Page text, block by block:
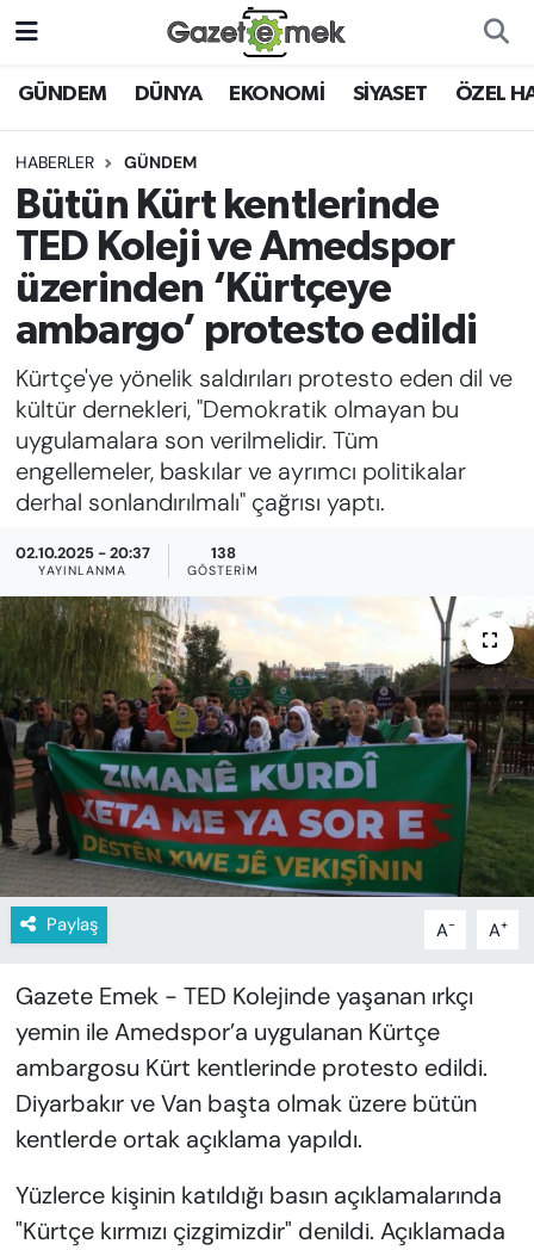
GÜNDEM DÜNYA EKONOMİ SİYASET ÖZEL
HABERLER GÜNDEM
Bütün Kürt kentlerinde
TED Koleji ve Amedspor
üzerinden ‘Kürtçeye
ambargo’ protesto edildi
Kürtçe'ye yönelik saldırıları protesto eden dil ve
kültür dernekleri, "Demokratik olmayan bu
uygulamalara son verilmelidir. Tüm
engellemeler, baskılar ve ayrımcı politikalar
derhal sonlandırılmalı" çağrısı yaptı.
02.10.2025 - 20:37
YAYINLANMA
138
GÖSTERIM
Paylaş A- A+
Gazete Emek - TED Kolejinde yaşanan ırkçı
yemin ile Amedspor’a uygulanan Kürtçe
ambargosu Kürt kentlerinde protesto edildi.
Diyarbakır ve Van başta olmak üzere bütün
kentlerde ortak açıklama yapıldı.
Yüzlerce kişinin katıldığı basın açıklamalarında
"Kürtçe kırmızı çizgimizdir" denildi. Açıklamada
DÜNYA
EKONOMİ
EMEK HABERLERİ
YENİ MEDYADA EMEK
GAZETECİLİĞİNİ GELİŞTİRMEK
FAYDALI BİLGİLER
GÜNDEM
EĞİTİM
KADIN
SAĞLIK
SPOR
KÜLTÜR-SANAT
MAGAZİN
ÖZEL HABER
YAZAR KÖŞESİ
VAN VE DİYARBAKIR HABERLERİ
Nöbetçi Eczaneler
Hava Durumu
İstanbul Namaz Vakitleri
Trafik Durumu
Süper Lig Puan Durumu ve Fikstür
Tüm Manşetler
Son Dakika Haberleri
Haber Arşivi